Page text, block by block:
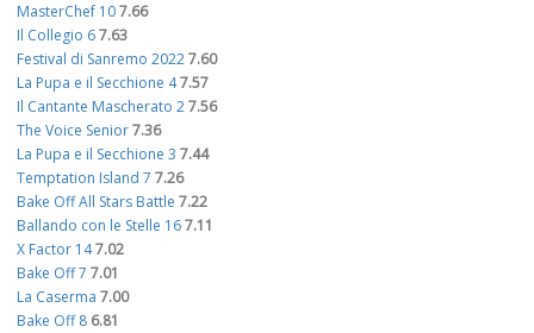
MasterChef 107.66
Il Collegio 67.63
Festival di Sanremo 20227.60
La Pupa e il Secchione 47.57
Il Cantante Mascherato 27.56
The Voice Senior7.36
La Pupa e il Secchione 3 7.44
Temptation Island 7 7.26
Bake Off All Stars Battle 7.22
Ballando con le Stelle 167.11
X Factor 147.02
Bake Off 7 7.01
La Caserma 7.00
Bake Off 8 6.81